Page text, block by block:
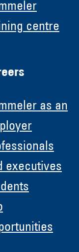
centre
as an
executives